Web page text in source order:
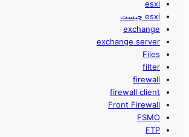
esxi
esxi چیست
exchange
exchange server
Files
filter
firewall
firewall client
Front Firewall
FSMO
FTP